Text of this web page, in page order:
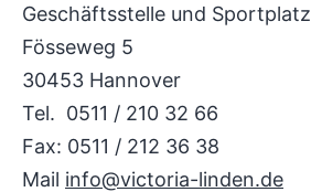
Geschäftsstelle und Sportplatz
Fösseweg 5
30453 Hannover
Tel. 0511 / 210 32 66
Fax: 0511 / 212 36 38
Mail info@victoria-linden.de